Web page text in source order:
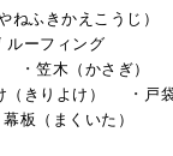
ねふきかえこうじ）
ルーフィング
笠木（かさぎ）
きりよけ）
戸
幕板（まくいた）